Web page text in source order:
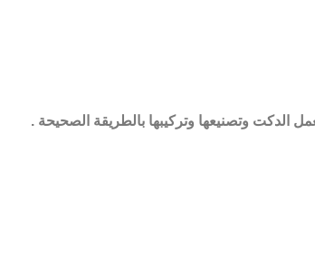
وتصنيعها وتركيبها بالطريقة الصحيحة .